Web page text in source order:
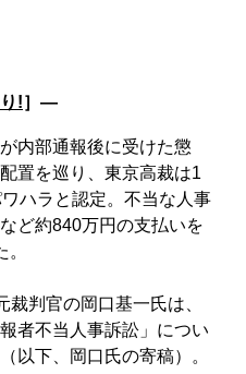
!］―
内部通報後に受けた懲
置を巡り、東京高裁は1
ハラと認定。不当な人事
ど約840万円の支払いを
裁判官の岡口基一氏は、
者不当人事訴訟」につい
以下、岡口氏の寄稿）。